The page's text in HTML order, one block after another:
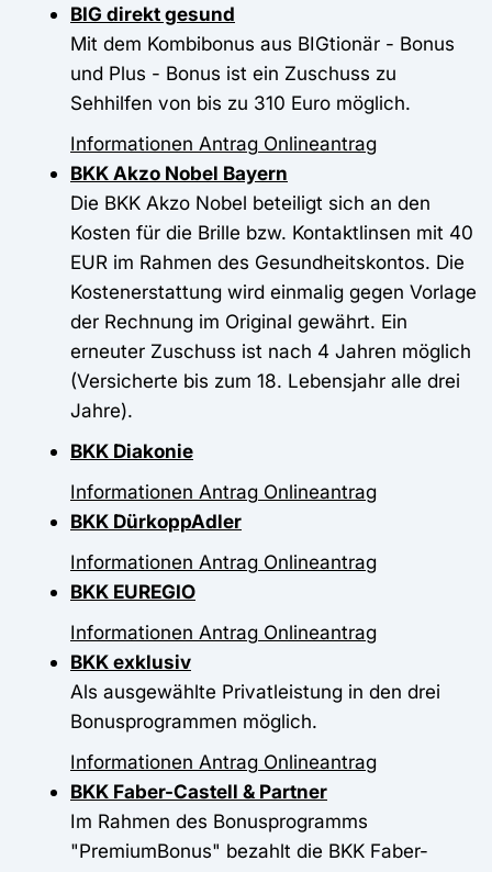
BIG direkt gesund
Mit dem Kombibonus aus BIGtionär - Bonus
und Plus - Bonus ist ein Zuschuss zu
Sehhilfen von bis zu 310 Euro möglich.
Informationen Antrag Onlineantrag
BKK Akzo Nobel Bayern
Die BKK Akzo Nobel beteiligt sich an den
Kosten für die Brille bzw. Kontaktlinsen mit 40
EUR im Rahmen des Gesundheitskontos. Die
Kostenerstattung wird einmalig gegen Vorlage
der Rechnung im Original gewährt. Ein
erneuter Zuschuss ist nach 4 Jahren möglich
(Versicherte bis zum 18. Lebensjahr alle drei
Jahre).
BKK Diakonie
Informationen Antrag Onlineantrag
BKK DürkoppAdler
Informationen Antrag Onlineantrag
BKK EUREGIO
Informationen Antrag Onlineantrag
BKK exklusiv
Als ausgewählte Privatleistung in den drei
Bonusprogrammen möglich.
Informationen Antrag Onlineantrag
BKK Faber-Castell & Partner
Im Rahmen des Bonusprogramms
"PremiumBonus" bezahlt die BKK Faber-